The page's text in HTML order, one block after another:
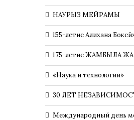
НАУРЫЗ МЕЙРАМЫ
155-летие Алихана
175-летие ЖАМБЫЛА
«Наука и технологии»
30 ЛЕТ
Международный день